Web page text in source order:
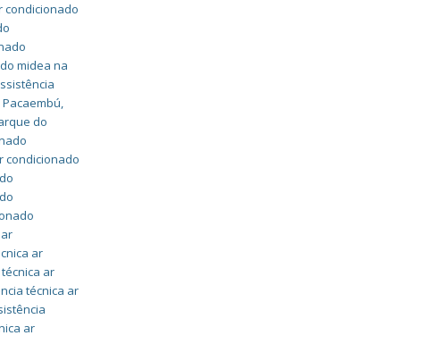
condicionado
midea na
,
do
condicionado
ar
ar
técnica ar
ar